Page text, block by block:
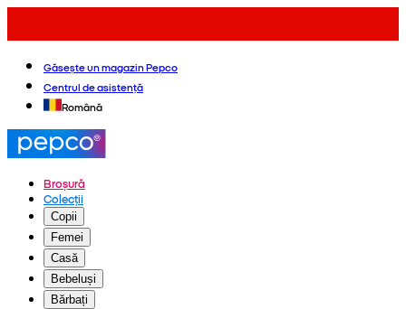
Găsește un magazin Pepco
Centrul de asistență
Română
Broșură
Colecții
Copii
Femei
Casă
Bebeluși
Bărbați